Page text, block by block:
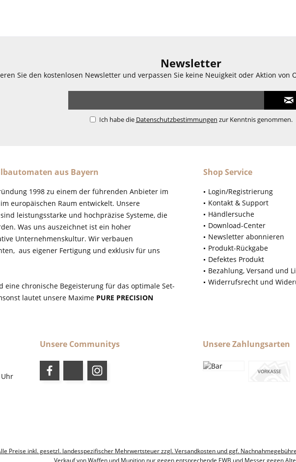
Newsletter
Sie den kostenlosen Newsletter und verpassen Sie keine Neuigkeit oder Aktion von
Ich habe die Datenschutzbestimmungen zur Kenntnis genommen.
aus Bayern
1998 zu einem der führenden Anbieter im
europäischen Raum entwickelt. Unsere
leistungsstarke und hochpräzise Systeme, die
Was uns auszeichnet ist ein hoher
Unternehmenskultur. Wir verbauen
aus eigener Fertigung und exklusiv für uns
eine chronische Begeisterung für das optimale Set-
lautet unsere Maxime PURE PRECISION
Shop Service
Login/Registrierung
Kontakt & Support
Händlersuche
Download-Center
Newsletter abonnieren
Produkt-Rückgabe
Defektes Produkt
Bezahlung, Versand und
Widerrufsrecht und
Uhr
Unsere Communitys Unsere Zahlungsarten
Preise inkl. gesetzl. landesspezifischer Mehrwertsteuer zzgl. Versandkosten und ggf.
Verkauf von Waffen und Munition nur gegen entsprechende EWB und Messer gegen